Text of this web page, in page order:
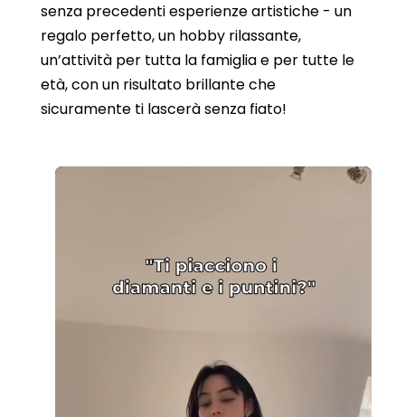
senza precedenti esperienze artistiche - un
regalo perfetto, un hobby rilassante,
un’attività per tutta la famiglia e per tutte le
età, con un risultato brillante che
sicuramente ti lascerà senza fiato!